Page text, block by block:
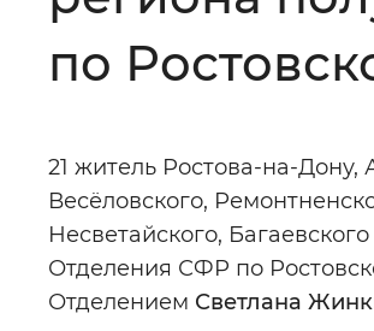
Звуковой ассистент:
по
21 житель Ростова-на-Дону,
Весёловского,
Несветайского,
Отделения СФР по
Отделением Светлана